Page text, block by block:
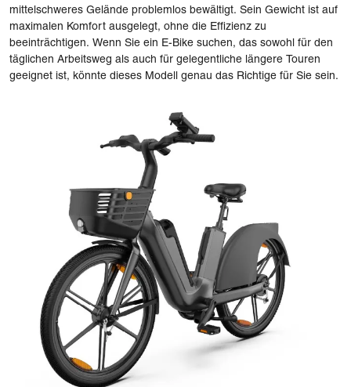
mittelschweres Gelände problemlos bewältigt. Sein Gewicht ist auf
maximalen Komfort ausgelegt, ohne die Effizienz zu
beeinträchtigen. Wenn Sie ein E-Bike suchen, das sowohl für den
täglichen Arbeitsweg als auch für gelegentliche längere Touren
geeignet ist, könnte dieses Modell genau das Richtige für Sie sein.